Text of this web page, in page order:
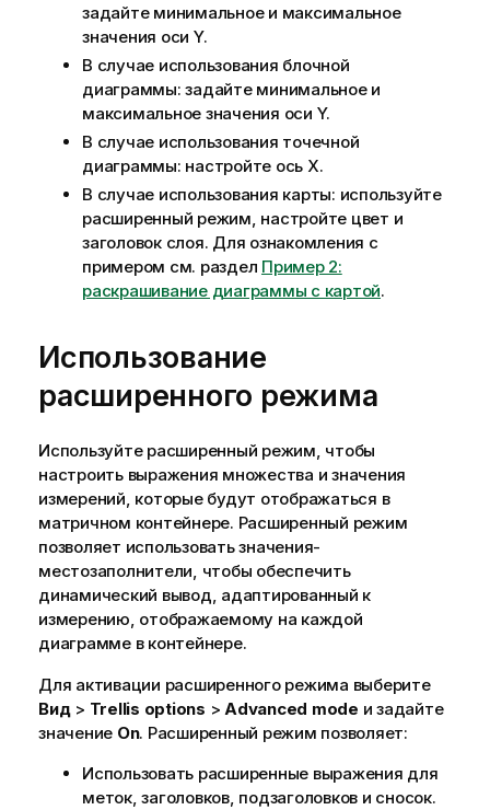
задайте минимальное и максимальное
значения оси Y.
В случае использования блочной
диаграммы: задайте минимальное и
максимальное значения оси Y.
В случае использования точечной
диаграммы: настройте ось X.
В случае использования карты: используйте
расширенный режим, настройте цвет и
заголовок слоя. Для ознакомления с
примером см. раздел Пример 2:
раскрашивание диаграммы с картой.
Использование
расширенного режима
Используйте расширенный режим, чтобы
настроить выражения множества и значения
измерений, которые будут отображаться в
матричном контейнере. Расширенный режим
позволяет использовать значения-
местозаполнители, чтобы обеспечить
динамический вывод, адаптированный к
измерению, отображаемому на каждой
диаграмме в контейнере.
Для активации расширенного режима выберите
Вид> Trellis options > Advanced mode и задайте
значение On. Расширенный режим позволяет:
Использовать расширенные выражения для
меток, заголовков, подзаголовков и сносок.